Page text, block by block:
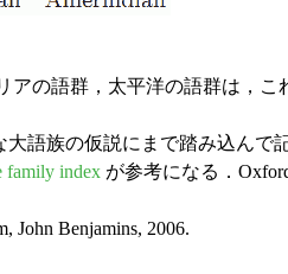
の語群，太平洋の語群は，
語族の仮説にまで踏み込んで
family index が参考になる．
John Benjamins, 2006.